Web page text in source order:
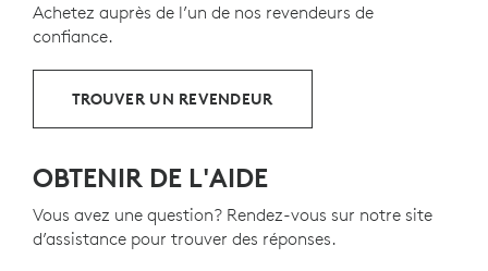
Achetez auprès de l’un de nos revendeurs de
confiance.
TROUVER UN REVENDEUR
OBTENIR DE L'AIDE
Vous avez une question? Rendez-vous sur notre site
d’assistance pour trouver des réponses.